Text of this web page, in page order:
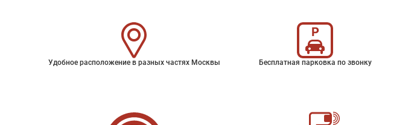
Удобное расположение в разных частях Москвы Бесплатная парковка по звонку